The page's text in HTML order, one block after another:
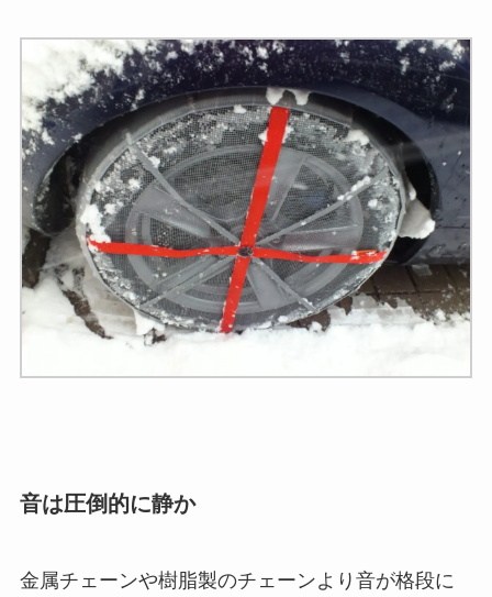
音は圧倒的に静か
金属チェーンや樹脂製のチェーンより音が格段に